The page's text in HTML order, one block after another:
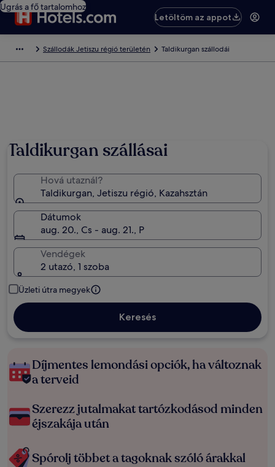
Ugrás a fő tartalomhoz
Letöltöm az appot
Szállodák Jetiszu régió területén Taldikurgan szállodái
Taldikurgan szállásai
Hová utaznál?
Taldikurgan, Jetiszu régió, Kazahsztán
Dátumok
aug. 20., Cs - aug. 21., P
Vendégek
2 utazó, 1 szoba
Üzleti útra megyek
Keresés
Díjmentes lemondási opciók, ha változnak
a terveid
Szerezz jutalmakat tartózkodásod minden
éjszakája után
Spórolj többet a tagoknak szóló árakkal